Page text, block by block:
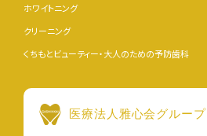
ホワイトニング
クリーニング
くちもとビューティー・大人のための予防歯科
医療法人雅心会グループ